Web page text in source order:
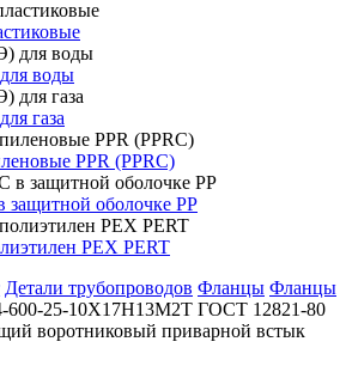
воды
газа
PPR (PPRC)
оболочке PP
PEX PERT
Детали трубопроводов Фланцы Фланцы
600-25-10Х17Н13М2Т ГОСТ 12821-80
воротниковый приварной встык